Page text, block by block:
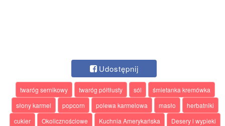
Udostępnij
twaróg sernikowy twaróg półtłusty sól
śmietanka kremówka
słony karmel
popcorn polewa karmelowa masło
herbatniki
cukier
Okolicznościowe Kuchnia Amerykańska Desery i wypieki